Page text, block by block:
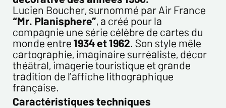
Lucien Boucher, surnommé par Air France
“Mr. Planisphere”, a créé pour la
compagnie une série célèbre de cartes du
monde entre1934 et 1962. Son style mêle
cartographie, imaginaire surréaliste, décor
théâtral, imagerie touristique et grande
tradition de l’affiche lithographique
française.
Caractéristiques techniques